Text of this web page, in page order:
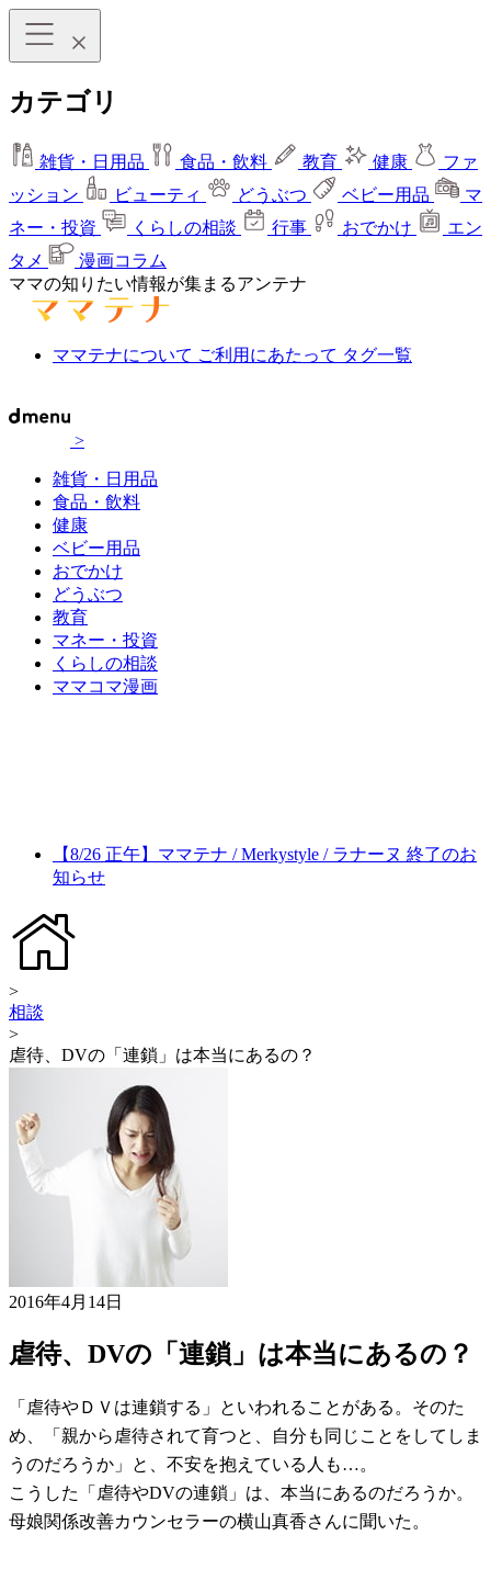
カテゴリ
雑貨・日用品 食品・飲料 教育 健康
ファ
ッション
ビューティ どうぶつ ベビー用品
マ
ネー・投資
くらしの相談 行事 おでかけ
エン
タメ
漫画コラム
ママの知りたい情報が集まるアンテナ
ママテナについて ご利用にあたって タグ一覧
>
雑貨・日用品
食品・飲料
健康
ベビー用品
おでかけ
どうぶつ
教育
マネー・投資
くらしの相談
ママコマ漫画
【8/26 正午】ママテナ / Merkystyle / ラナーヌ 終了のお
知らせ
>
相談
>
虐待、DVの「連鎖」は本当にあるの？
2016年4月14日
虐待、DVの「連鎖」は本当にあるの？
「虐待やＤＶは連鎖する」といわれることがある。そのた
め、「親から虐待されて育つと、自分も同じことをしてしま
うのだろうか」と、不安を抱えている人も…。
こうした「虐待やDVの連鎖」は、本当にあるのだろうか。
母娘関係改善カウンセラーの横山真香さんに聞いた。